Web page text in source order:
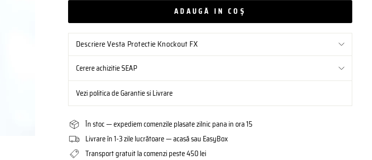
ADAUGĂ IN COŞ
Descriere Vesta Protectie Knockout FX
Cerere achizitie SEAP
Vezi politica de Garantie si Livrare
În stoc — expediem comenzile plasate zilnic pana in ora 15
Livrare în 1-3 zile lucrătoare — acasă sau EasyBox
Transport gratuit la comenzi peste 450 lei